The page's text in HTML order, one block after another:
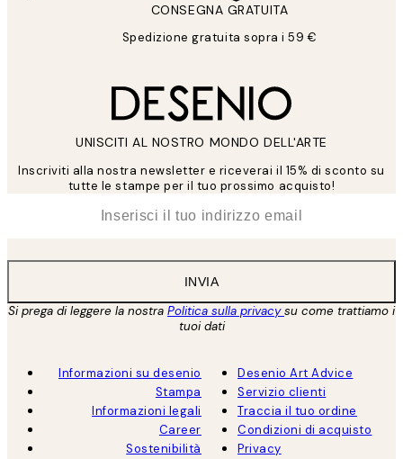
CONSEGNA GRATUITA
Spedizione gratuita sopra i 59 €
UNISCITI AL NOSTRO MONDO DELL'ARTE
Inscriviti alla nostra newsletter e riceverai il 15% di sconto su
tutte le stampe per il tuo prossimo acquisto!
INVIA
Si prega di leggere la nostra Politica sulla privacysu come trattiamo i
tuoi dati
Informazioni su desenio
Stampa
Informazioni legali
Career
Sostenibilità
Desenio Art Advice
Servizio clienti
Traccia il tuo ordine
Condizioni di acquisto
Privacy